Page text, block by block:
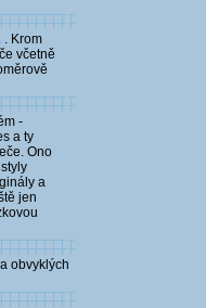
. Krom
včetně
-
a ty
Ono
a
jen
obvyklých